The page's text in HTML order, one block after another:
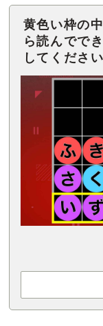
黄色い枠の
ら読んでで
してください